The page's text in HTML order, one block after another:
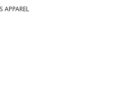
APPAREL